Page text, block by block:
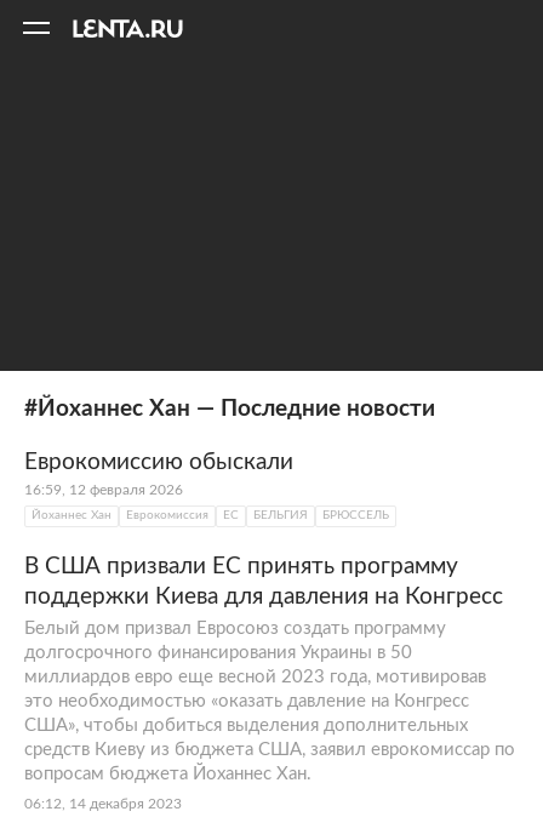
#Йоханнес Хан — Последние новости
Еврокомиссию обыскали
16:59, 12 февраля 2026
Йоханнес Хан Еврокомиссия ЕС БЕЛЬГИЯ БРЮССЕЛЬ
В США призвали ЕС принять программу
поддержки Киева для давления на Конгресс
Белый дом призвал Евросоюз создать программу
долгосрочного финансирования Украины в 50
миллиардов евро еще весной 2023 года, мотивировав
это необходимостью «оказать давление на Конгресс
США», чтобы добиться выделения дополнительных
средств Киеву из бюджета США, заявил еврокомиссар по
вопросам бюджета Йоханнес Хан.
06:12, 14 декабря 2023